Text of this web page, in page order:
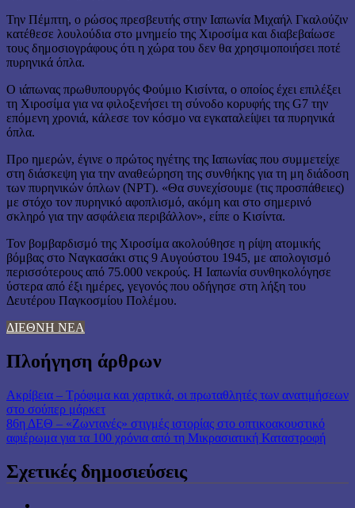
Την Πέμπτη, ο ρώσος πρεσβευτής στην Ιαπωνία Μιχαήλ Γκαλούζιν
κατέθεσε λουλούδια στο μνημείο της Χιροσίμα και διαβεβαίωσε
τους δημοσιογράφους ότι η χώρα του δεν θα χρησιμοποιήσει ποτέ
πυρηνικά όπλα.
Ο ιάπωνας πρωθυπουργός Φούμιο Κισίντα, ο οποίος έχει επιλέξει
τη Χιροσίμα για να φιλοξενήσει τη σύνοδο κορυφής της G7 την
επόμενη χρονιά, κάλεσε τον κόσμο να εγκαταλείψει τα πυρηνικά
όπλα.
Προ ημερών, έγινε ο πρώτος ηγέτης της Ιαπωνίας που συμμετείχε
στη διάσκεψη για την αναθεώρηση της συνθήκης για τη μη διάδοση
των πυρηνικών όπλων (NPT). «Θα συνεχίσουμε (τις προσπάθειες)
με στόχο τον πυρηνικό αφοπλισμό, ακόμη και στο σημερινό
σκληρό για την ασφάλεια περιβάλλον», είπε ο Κισίντα.
Τον βομβαρδισμό της Χιροσίμα ακολούθησε η ρίψη ατομικής
βόμβας στο Ναγκασάκι στις 9 Αυγούστου 1945, με απολογισμό
περισσότερους από 75.000 νεκρούς. Η Ιαπωνία συνθηκολόγησε
ύστερα από έξι ημέρες, γεγονός που οδήγησε στη λήξη του
Δευτέρου Παγκοσμίου Πολέμου.
ΔΙΕΘΝΗ ΝΕΑ
Πλοήγηση άρθρων
Ακρίβεια – Τρόφιμα και χαρτικά, οι πρωταθλητές των ανατιμήσεων
στο σούπερ μάρκετ
86η ΔΕΘ – «Zωντανές» στιγμές ιστορίας στο oπτικοακουστικό
αφιέρωμα για τα 100 χρόνια από τη Μικρασιατική Καταστροφή
Σχετικές δημοσιεύσεις